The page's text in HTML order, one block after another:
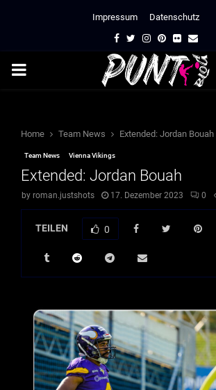
Impressum Datenschutz
Facebook
TwitterInstagram
Pinterest
FlickrEmail
PRIMARY
Home Team News Extended: Jordan Bouah
Team News Vienna Vikings
Extended: Jordan Bouah
by roman.justshots 17. Dezember 2023 0
TEILEN 0